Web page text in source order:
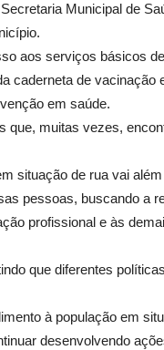
Municipal de
aos serviços básicos
caderneta de
em saúde.
muitas vezes,
situação de rua vai
pessoas, buscando a
profissional e às
que diferentes
à população em
desenvolvendo